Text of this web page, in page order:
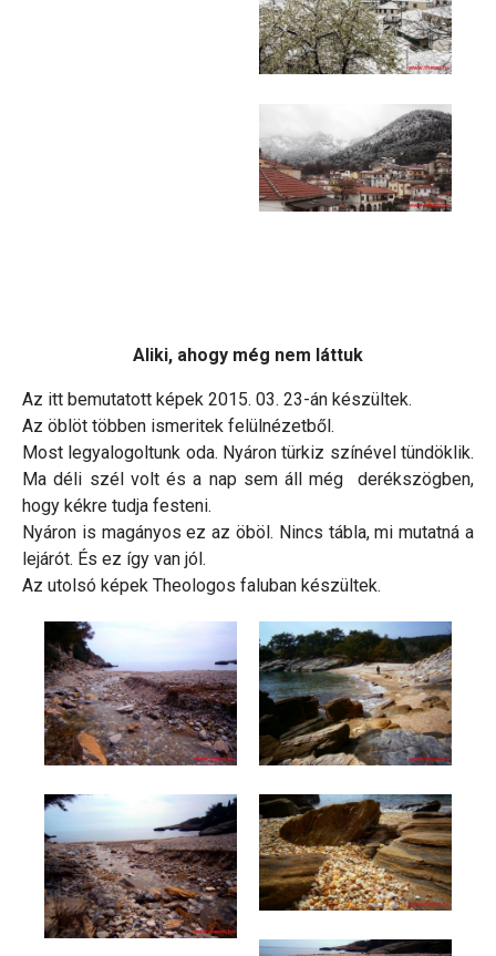
Aliki, ahogy még nem láttuk
Az itt bemutatott képek 2015. 03. 23-án készültek.
Az öblöt többen ismeritek felülnézetből.
Most legyalogoltunk oda. Nyáron türkiz színével tündöklik.
Ma déli szél volt és a nap sem áll még derékszögben,
hogy kékre tudja festeni.
Nyáron is magányos ez az öböl. Nincs tábla, mi mutatná a
lejárót. És ez így van jól.
Az utolsó képek Theologos faluban készültek.